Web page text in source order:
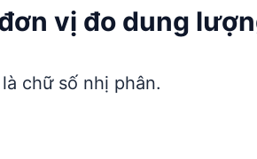
vị đo dung
chữ số nhị phân.